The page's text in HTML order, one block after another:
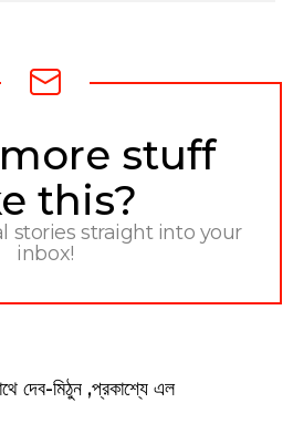
stuff
this?
stories straight into your
inbox!
দেব-মিঠুন ,প্রকাশ্যে এল